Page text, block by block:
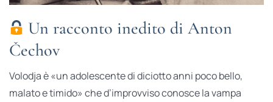
Un racconto inedito di Anton
Čechov
Volodja è «un adolescente di diciotto anni poco bello,
malato e timido» che d’improvviso conosce la vampa